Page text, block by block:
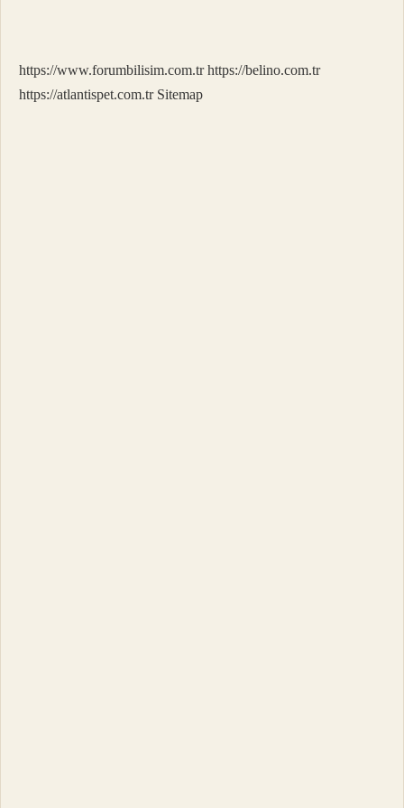
https://www.forumbilisim.com.tr https://belino.com.tr
https://atlantispet.com.tr Sitemap